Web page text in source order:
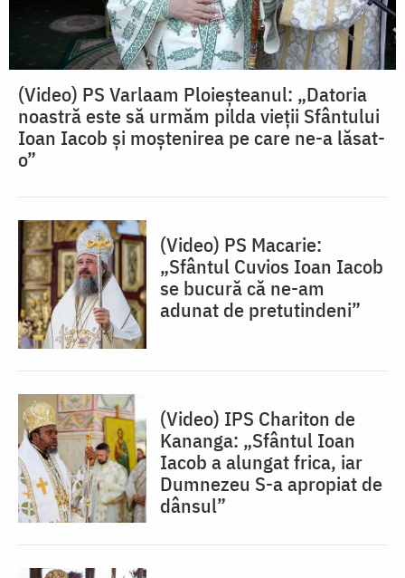
(Video) PS Varlaam Ploieșteanul: „Datoria
noastră este să urmăm pilda vieții Sfântului
Ioan Iacob și moștenirea pe care ne-a lăsat-
o”
(Video) PS Macarie:
„Sfântul Cuvios Ioan Iacob
se bucură că ne-am
adunat de pretutindeni”
(Video) IPS Chariton de
Kananga: „Sfântul Ioan
Iacob a alungat frica, iar
Dumnezeu S-a apropiat de
dânsul”